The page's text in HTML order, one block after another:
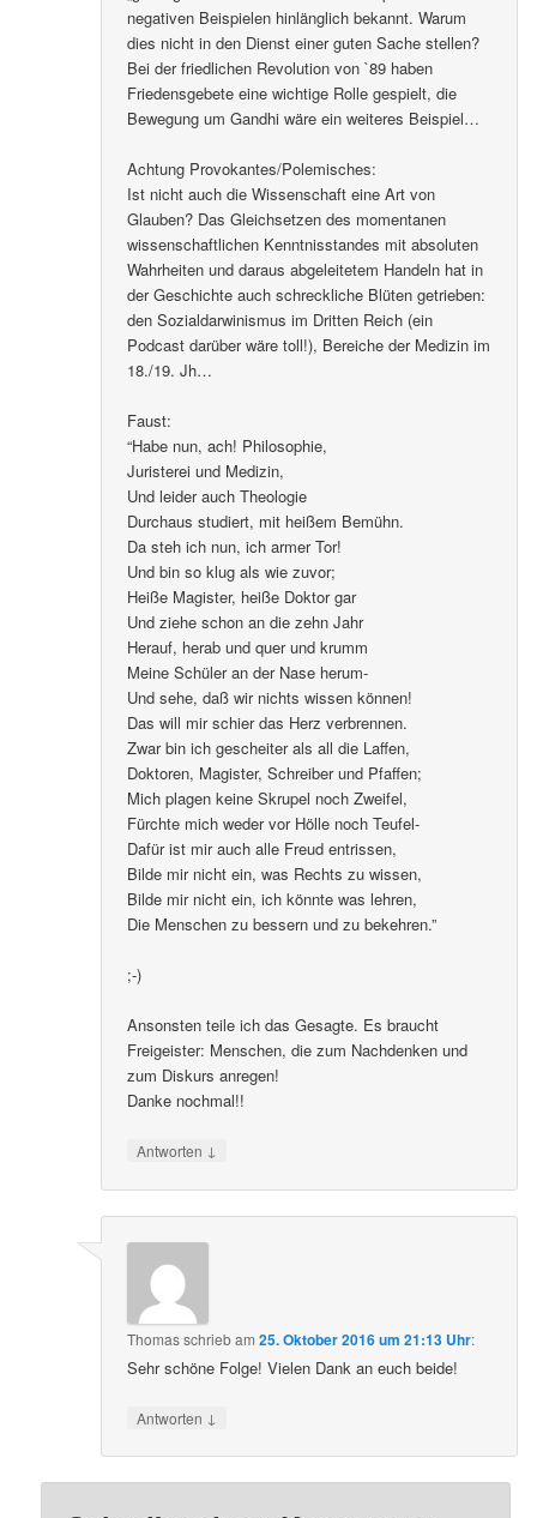
negativen Beispielen hinlänglich bekannt. Warum
dies nicht in den Dienst einer guten Sache stellen?
Bei der friedlichen Revolution von `89 haben
Friedensgebete eine wichtige Rolle gespielt, die
Bewegung um Gandhi wäre ein weiteres Beispiel…
Achtung Provokantes/Polemisches:
Ist nicht auch die Wissenschaft eine Art von
Glauben? Das Gleichsetzen des momentanen
wissenschaftlichen Kenntnisstandes mit absoluten
Wahrheiten und daraus abgeleitetem Handeln hat in
der Geschichte auch schreckliche Blüten getrieben:
den Sozialdarwinismus im Dritten Reich (ein
Podcast darüber wäre toll!), Bereiche der Medizin im
18./19. Jh…
Faust:
“Habe nun, ach! Philosophie,
Juristerei und Medizin,
Und leider auch Theologie
Durchaus studiert, mit heißem Bemühn.
Da steh ich nun, ich armer Tor!
Und bin so klug als wie zuvor;
Heiße Magister, heiße Doktor gar
Und ziehe schon an die zehn Jahr
Herauf, herab und quer und krumm
Meine Schüler an der Nase herum-
Und sehe, daß wir nichts wissen können!
Das will mir schier das Herz verbrennen.
Zwar bin ich gescheiter als all die Laffen,
Doktoren, Magister, Schreiber und Pfaffen;
Mich plagen keine Skrupel noch Zweifel,
Fürchte mich weder vor Hölle noch Teufel-
Dafür ist mir auch alle Freud entrissen,
Bilde mir nicht ein, was Rechts zu wissen,
Bilde mir nicht ein, ich könnte was lehren,
Die Menschen zu bessern und zu bekehren.”
;-)
Ansonsten teile ich das Gesagte. Es braucht
Freigeister: Menschen, die zum Nachdenken und
zum Diskurs anregen!
Danke nochmal!!
Antworten ↓
Thomasschriebam25. Oktober 2016 um 21:13 Uhr:
Sehr schöne Folge! Vielen Dank an euch beide!
Antworten ↓